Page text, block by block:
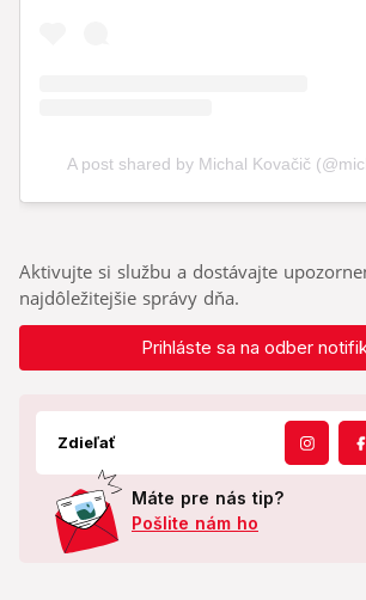
Aktivujte si službu a dostávajte
najdôležitejšie správy dňa.
Prihláste sa na odber
Zdieľať
Máte pre nás tip?
Pošlite nám ho